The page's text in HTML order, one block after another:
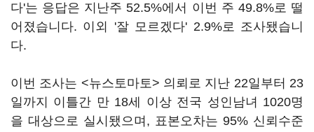
다'는 응답은 지난주 52.5%에서 이번 주 49.8%로 떨
어졌습니다. 이외 '잘 모르겠다' 2.9%로 조사됐습니
다.
이번 조사는 <뉴스토마토> 의뢰로 지난 22일부터 23
일까지 이틀간 만 18세 이상 전국 성인남녀 1020명
을 대상으로 실시됐으며, 표본오차는 95% 신뢰수준